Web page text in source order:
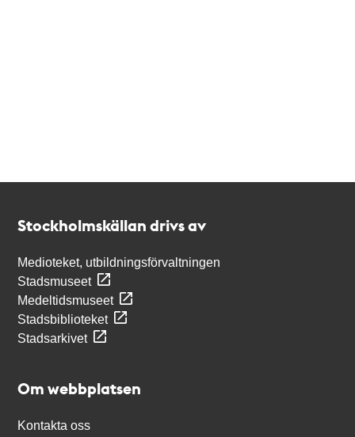
Stockholmskällan drivs av
Medioteket, utbildningsförvaltningen
Stadsmuseet
Medeltidsmuseet
Stadsbiblioteket
Stadsarkivet
Om webbplatsen
Kontakta oss